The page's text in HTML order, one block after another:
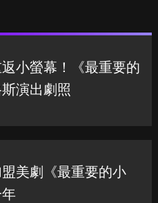
小螢幕！《最重要的
演出劇照
盟美劇《最重要的小